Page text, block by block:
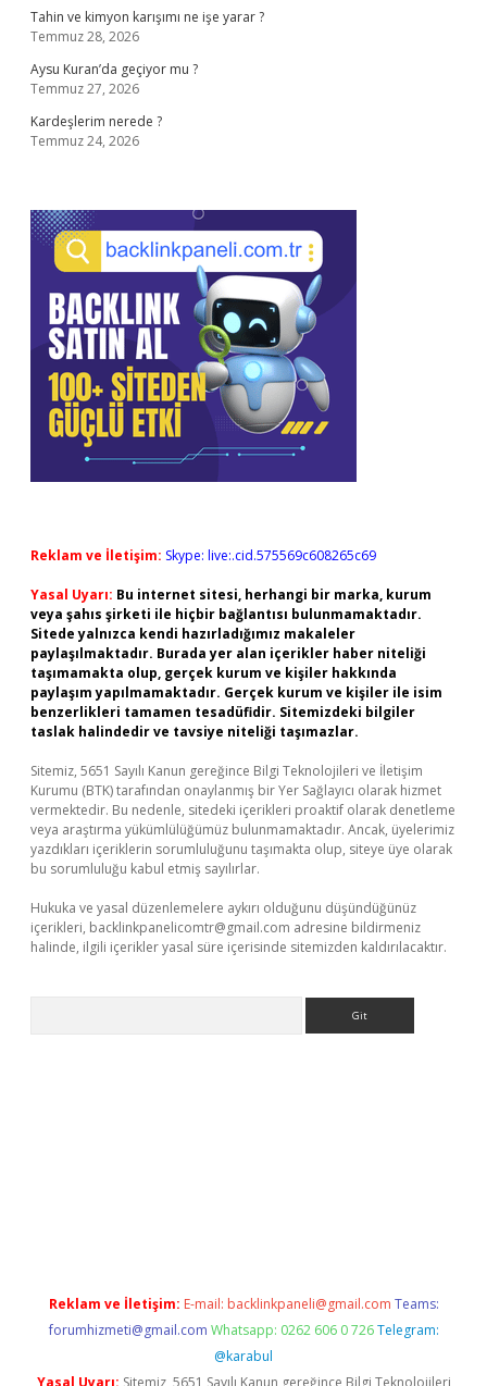
Tahin ve kimyon karışımı ne işe yarar ?
Temmuz 28, 2026
Aysu Kuran’da geçiyor mu ?
Temmuz 27, 2026
Kardeşlerim nerede ?
Temmuz 24, 2026
Reklam ve İletişim: Skype: live:.cid.575569c608265c69
Yasal Uyarı: Bu internet sitesi, herhangi bir marka, kurum
veya şahıs şirketi ile hiçbir bağlantısı bulunmamaktadır.
Sitede yalnızca kendi hazırladığımız makaleler
paylaşılmaktadır. Burada yer alan içerikler haber niteliği
taşımamakta olup, gerçek kurum ve kişiler hakkında
paylaşım yapılmamaktadır. Gerçek kurum ve kişiler ile isim
benzerlikleri tamamen tesadüfidir. Sitemizdeki bilgiler
taslak halindedir ve tavsiye niteliği taşımazlar.
Sitemiz, 5651 Sayılı Kanun gereğince Bilgi Teknolojileri ve İletişim
Kurumu (BTK) tarafından onaylanmış bir Yer Sağlayıcı olarak hizmet
vermektedir. Bu nedenle, sitedeki içerikleri proaktif olarak denetleme
veya araştırma yükümlülüğümüz bulunmamaktadır. Ancak, üyelerimiz
yazdıkları içeriklerin sorumluluğunu taşımakta olup, siteye üye olarak
bu sorumluluğu kabul etmiş sayılırlar.
Hukuka ve yasal düzenlemelere aykırı olduğunu düşündüğünüz
içerikleri, backlinkpanelicomtr@gmail.com adresine bildirmeniz
halinde, ilgili içerikler yasal süre içerisinde sitemizden kaldırılacaktır.
Reklam ve İletişim: E-mail: backlinkpaneli@gmail.com Teams:
forumhizmeti@gmail.com Whatsapp: 0262 606 0 726 Telegram:
@karabul
Yasal Uyarı: Sitemiz, 5651 Sayılı Kanun gereğince Bilgi Teknolojileri